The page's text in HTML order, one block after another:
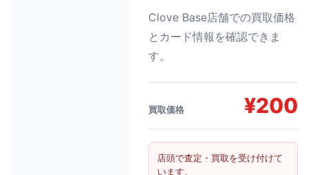
Clove Base店舗での買取価格
とカード情報を確認できま
す。
買取価格 ¥200
店頭で査定・買取を受け付けて
います。